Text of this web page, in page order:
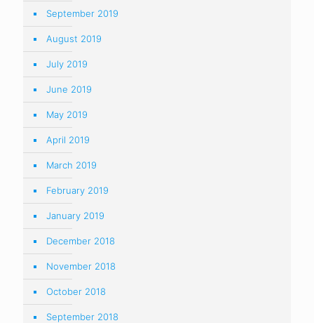
September 2019
August 2019
July 2019
June 2019
May 2019
April 2019
March 2019
February 2019
January 2019
December 2018
November 2018
October 2018
September 2018